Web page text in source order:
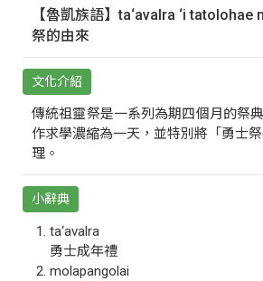
【魯凱族語】ta‘avalra ‘i tatolohae
祭的由來
文化介紹
傳統祖靈祭是一系列為期四個月的祭
作求學濃縮為一天，並特別將「勇士祭
理。
小辭典
ta‘avalra
勇士成年禮
molapangolai